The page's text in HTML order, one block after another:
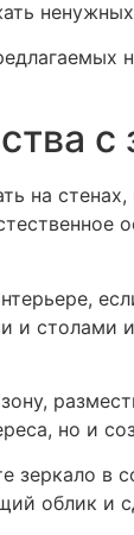
с
на
и столами
но и
зеркало в
облик и